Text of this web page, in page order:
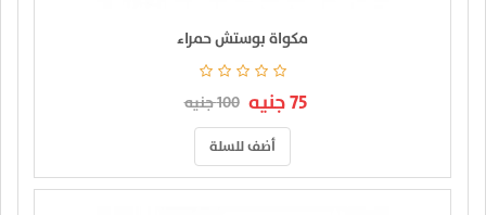
مكواة بوستش حمراء
75 جنيه 100 جنيه
أضف للسلة